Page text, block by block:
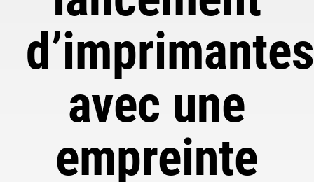
avec une
empreinte